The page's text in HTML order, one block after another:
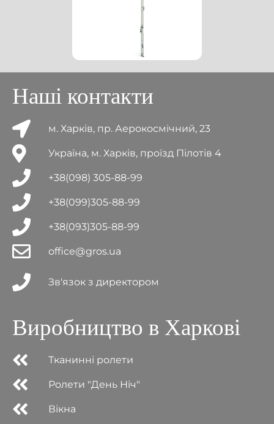
Наші контакти
м. Харків, пр. Аерокосмічний, 23
Україна, м. Харків, проїзд Пілотів 4
+38(098) 305-88-99
+38(099)305-88-99
+38(093)305-88-99
office@gros.ua
Зв'язок з директором
Виробництво в Харкові
Тканинні ролети
Ролети "День Ніч"
Вікна